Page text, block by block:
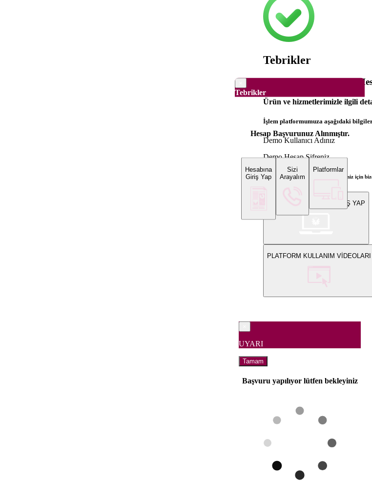
Tebrikler
Hesap Başvurunuz Alınmıştır.
Hesabına
Giriş Yap
Sizi
Arayalım
Platformlar
Tebrikler
Dünya Borsaları Demo
Ürün ve hizmetlerimizle ilgili
İşlem platformumuza aşağıdaki
Demo Kullanıcı Adınız
Demo Hesap Şifreniz
Bilgi ve gerçek hesap açılış talepleriniz için
WEB PLATFORMUNA GİRİŞ YAP
PLATFORM KULLANIM VİDEOLARI
UYARI
Tamam
Başvuru yapılıyor lütfen bekleyiniz